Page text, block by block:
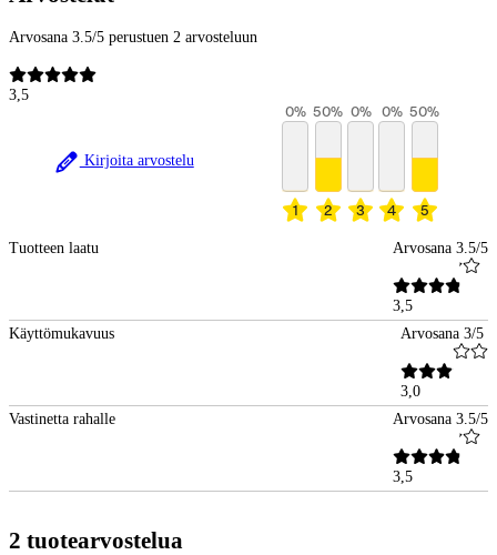
Arvosana 3.5/5 perustuen 2 arvosteluun
3,5
Kirjoita arvostelu
1
0%
2
50%
3
0%
4
0%
5
50%
Tuotteen laatu Arvosana 3.5/5
3,5
Käyttömukavuus
Arvosana 3/5
3,0
Vastinetta rahalle
Arvosana 3.5/5
3,5
2 tuotearvostelua